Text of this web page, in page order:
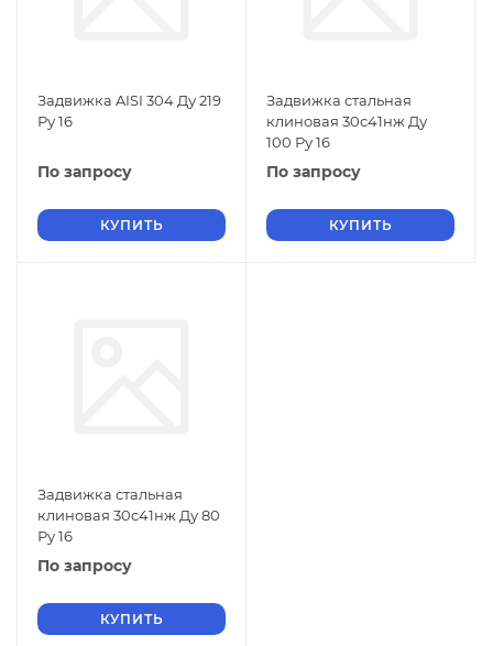
Задвижка AISI 304 Ду 219
Ру 16
По запросу
КУПИТЬ
Задвижка стальная
клиновая 30с41нж Ду
100 Ру 16
По запросу
КУПИТЬ
Задвижка стальная
клиновая 30с41нж Ду 80
Ру 16
По запросу
КУПИТЬ